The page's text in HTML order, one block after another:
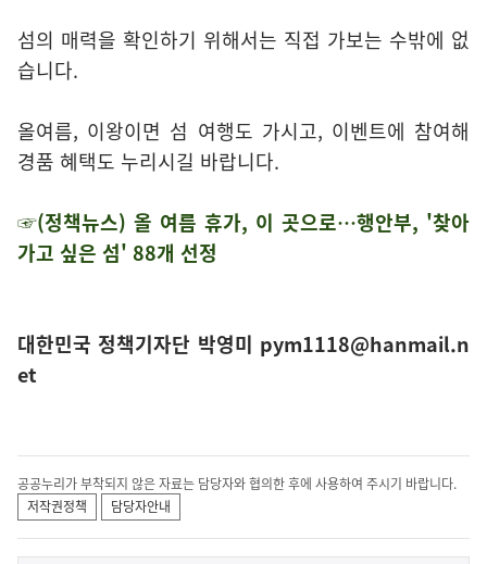
섬의 매력을 확인하기 위해서는 직접 가보는 수밖에 없
습니다.
올여름, 이왕이면 섬 여행도 가시고, 이벤트에 참여해
경품 혜택도 누리시길 바랍니다.
☞(정책뉴스) 올 여름 휴가, 이 곳으로…행안부, '찾아
가고 싶은 섬' 88개 선정
대한민국 정책기자단 박영미 pym1118@hanmail.n
et
공공누리가 부착되지 않은 자료는 담당자와 협의한 후에 사용하여 주시기 바랍니다.
저작권정책
담당자안내